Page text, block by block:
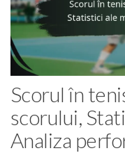
Scorul în
scorului,
Analiza